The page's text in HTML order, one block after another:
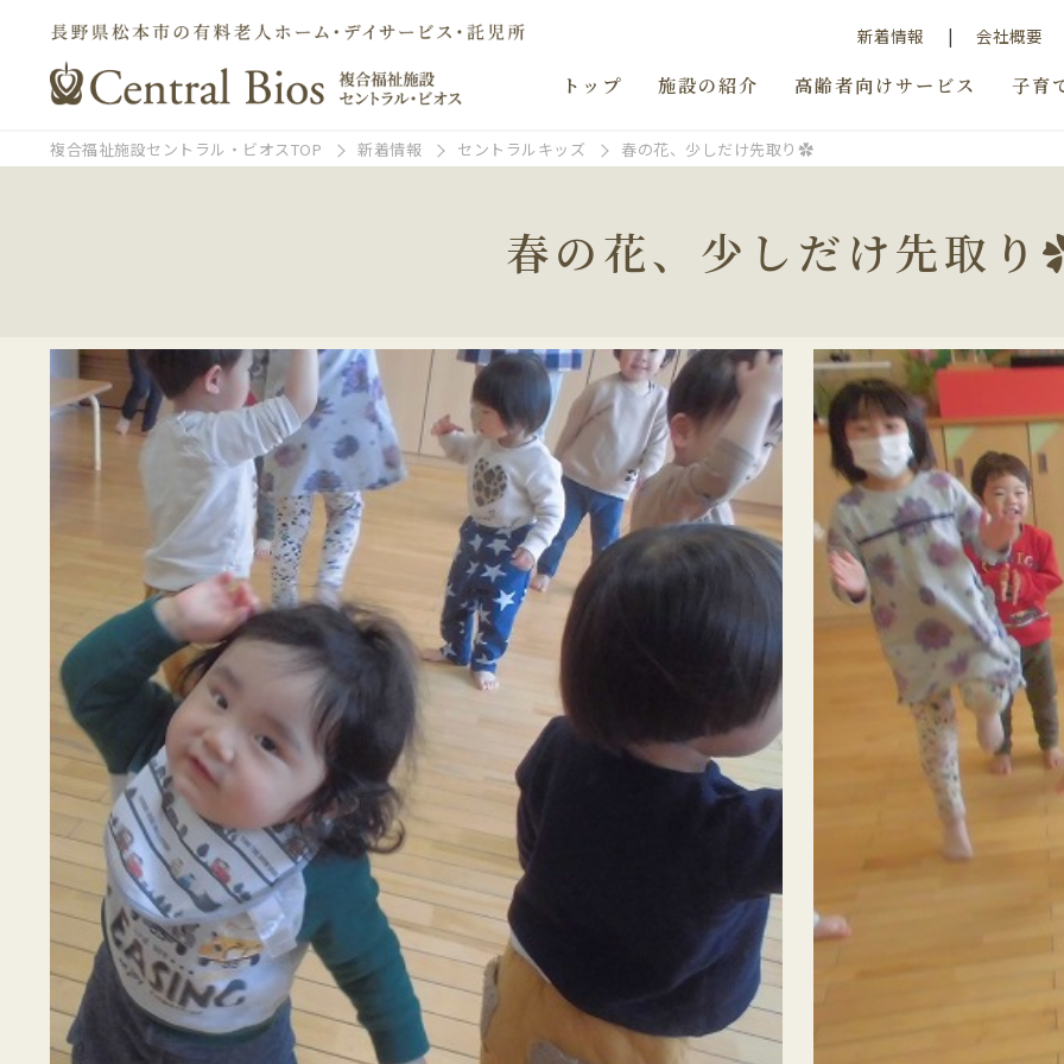
新着情報 会社概要
トップ 施設の紹介 高齢者向けサービス 子育
複合福祉施設セントラル・ビオスTOP 新着情報 セントラルキッズ 春の花、少しだけ先取り✿
春の花、少しだけ先取